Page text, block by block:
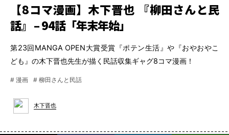
【8コマ漫画】木下晋也 『柳田さんと民
話』 – 94話「年末年始」
第23回MANGA OPEN大賞受賞『ポテン生活』や『おやおやこ
ども』の木下晋也先生が描く民話収集ギャグ8コマ漫画！
# 漫画 # 柳田さんと民話
木下晋也